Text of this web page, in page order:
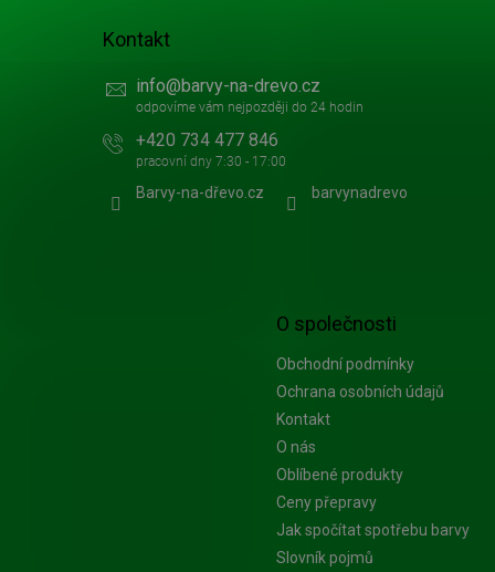
O společnosti
Obchodní podmínky
Ochrana osobních údajů
Kontakt
O nás
Oblíbené produkty
Ceny přepravy
Jak spočítat spotřebu barvy
Slovník pojmů
Kontakt
info@barvy-na-drevo.cz
+420 734 477 846
Barvy-na-dřevo.cz barvynadrevo